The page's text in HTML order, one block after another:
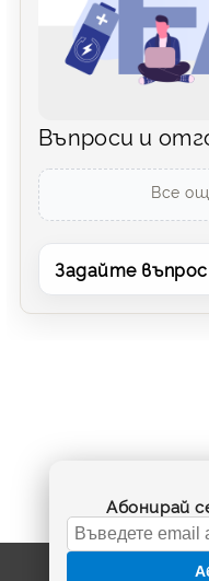
Въпроси и
Все
Задайте въпрос
Абонирай